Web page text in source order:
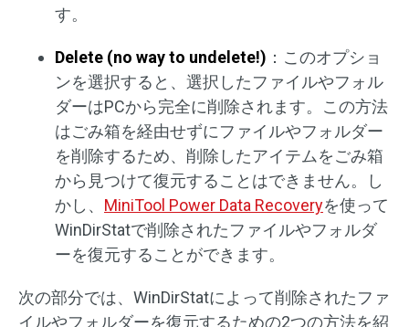
す。
Delete (no way to undelete!) ：このオプショ
ンを選択すると、選択したファイルやフォル
ダーはPCから完全に削除されます。この方法
はごみ箱を経由せずにファイルやフォルダー
を削除するため、削除したアイテムをごみ箱
から見つけて復元することはできません。し
かし、 MiniTool Power Data Recoveryを使って
WinDirStatで削除されたファイルやフォルダ
ーを復元することができます。
次の部分では、WinDirStatによって削除されたファ
イルやフォルダーを復元するための2つの方法を紹